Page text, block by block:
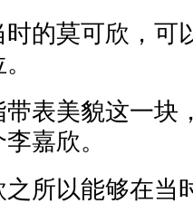
莫可欣，可
美貌这一块
嘉欣。
所以能够在当